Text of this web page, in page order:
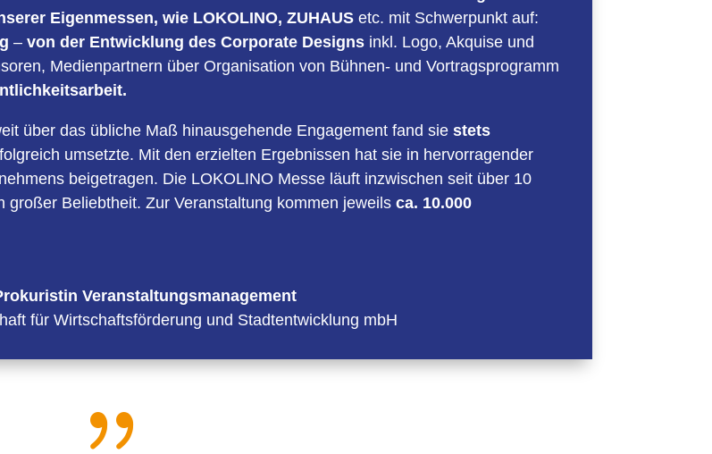
Eigenmessen, wie LOKOLINO, ZUHAUS etc. mit Schwerpunkt auf:
–von der Entwicklung des Corporate Designs inkl. Logo, Akquise und
Medienpartnern über Organisation von Bühnen- und Vortragsprogramm
über das übliche Maß hinausgehende Engagement fand siestets
umsetzte. Mit den erzielten Ergebnissen hat sie in hervorragender
beigetragen. Die LOKOLINO Messe läuft inzwischen seit über 10
großer Beliebtheit. Zur Veranstaltung kommen jeweilsca. 10.000
Veranstaltungsmanagement
für Wirtschaftsförderung und Stadtentwicklung mbH
{